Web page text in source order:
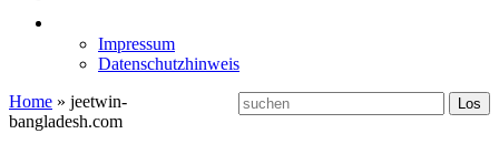
Impressum
Datenschutzhinweis
Home » jeetwin-
bangladesh.com